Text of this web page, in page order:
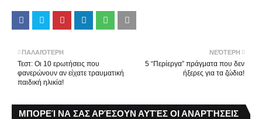
ΝΕΌΤΕΡΗ
5 “Περίεργα” πράγματα που δεν
ήξερες για τα ζώδια!
ΠΑΛΑΙΌΤΕΡΗ
Τεστ: Οι 10 ερωτήσεις που
φανερώνουν αν είχατε τραυματική
παιδική ηλικία!
ΜΠΟΡΕΊ ΝΑ ΣΑΣ ΑΡΈΣΟΥΝ ΑΥΤΈΣ ΟΙ ΑΝΑΡΤΉΣΕΙΣ